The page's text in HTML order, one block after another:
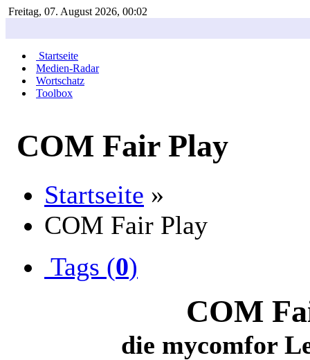
Freitag, 07. August 2026, 00:02
Startseite
Medien-Radar
Wortschatz
Toolbox
COM Fair Play
Startseite »
COM Fair Play
Tags (0)
COM
die mycomfor